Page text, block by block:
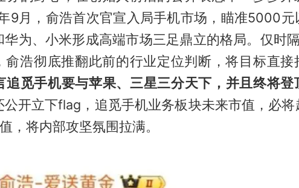
9月，俞浩首次官宣入局手机市场，瞄准5000元
为、小米形成高端市场三足鼎立的格局。仅时
浩彻底推翻此前的行业定位判断，将目标直接
追觅手机要与苹果、三星三分天下，并且终将登
公开立下flag，追觅手机业务板块未来市值，必将
，将内部攻坚氛围拉满。